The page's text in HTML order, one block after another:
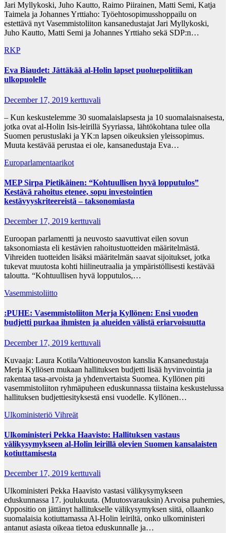
Jari Myllykoski, Juho Kautto, Raimo Piirainen, Matti Semi, Katja
Taimela ja Johannes Yrttiaho: Työehtosopimusshoppailu on
estettävä nyt Vasemmistoliiton kansanedustajat Jari Myllykoski,
Juho Kautto, Matti Semi ja Johannes Yrttiaho sekä SDP:n…
RKP
Eva Biaudet: Jättäkää al-Holin lapset puoluepolitiikan
ulkopuolelle
December 17, 2019 kerttuvali
– Kun keskustelemme 30 suomalaislapsesta ja 10 suomalaisnaisesta,
jotka ovat al-Holin Isis-leirillä Syyriassa, lähtökohtana tulee olla
Suomen perustuslaki ja YK:n lapsen oikeuksien yleissopimus.
Muuta kestävää perustaa ei ole, kansanedustaja Eva…
Europarlamentaarikot
MEP Sirpa Pietikäinen: “Kohtuullisen hyvä lopputulos”
Kestävä rahoitus etenee, sopu investointien
kestävyyskriteereistä – taksonomiasta
December 17, 2019 kerttuvali
Euroopan parlamentti ja neuvosto saavuttivat eilen sovun
taksonomiasta eli kestävien rahoitustuotteiden määritelmästä.
Vihreiden tuotteiden lisäksi määritelmän saavat sijoitukset, jotka
tukevat muutosta kohti hiilineutraalia ja ympäristöllisesti kestävää
taloutta. “Kohtuullisen hyvä lopputulos,…
Vasemmistoliitto
:PUHE: Vasemmistoliiton Merja Kyllönen: Ensi vuoden
budjetti purkaa ihmisten ja alueiden välistä eriarvoisuutta
December 17, 2019 kerttuvali
Kuvaaja: Laura Kotila/Valtioneuvoston kanslia Kansanedustaja
Merja Kyllösen mukaan hallituksen budjetti lisää hyvinvointia ja
rakentaa tasa-arvoista ja yhdenvertaista Suomea. Kyllönen piti
vasemmistoliiton ryhmäpuheen eduskunnassa tiistaina keskustelussa
hallituksen budjettiesityksestä ensi vuodelle. Kyllönen…
Ulkoministeriö Vihreät
Ulkoministeri Pekka Haavisto: Hallituksen vastaus
välikysymykseen al-Holin leirillä olevien Suomen kansalaisten
kotiuttamisesta
December 17, 2019 kerttuvali
Ulkoministeri Pekka Haavisto vastasi välikysymykseen
eduskunnassa 17. joulukuuta. (Muutosvarauksin) Arvoisa puhemies,
Oppositio on jättänyt hallitukselle välikysymyksen siitä, ollaanko
suomalaisia kotiuttamassa Al-Holin leiriltä, onko ulkoministeri
antanut asiasta oikeaa tietoa eduskunnalle ja…